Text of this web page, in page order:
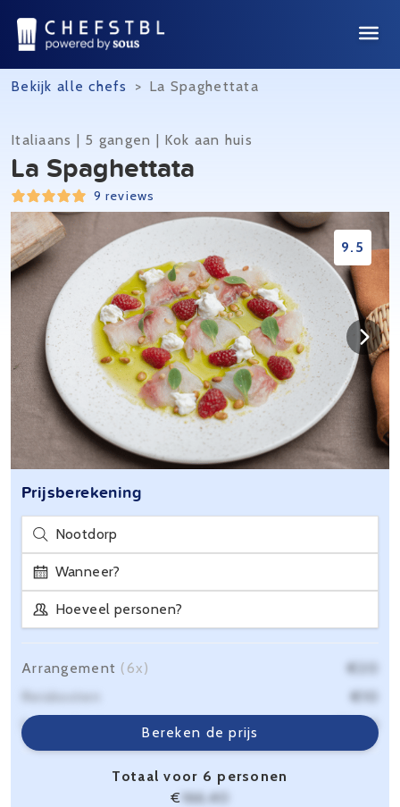
Bekijk alle chefs > La Spaghettata
Italiaans | 5 gangen | Kok aan huis
La Spaghettata
9 reviews
9.5
Prijsberekening
Nootdorp
Wanneer?
Hoeveel personen?
Bereken de prijs
Arrangement (6x)
€20
Reiskosten
€10
Servicekosten
€6,40
Totaal voor 6 personen
€ 166,40